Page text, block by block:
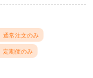
通常注文のみ
定期便のみ